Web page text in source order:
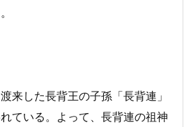
来した長背王の子孫「長背連」
ている。よって、長背連の祖神